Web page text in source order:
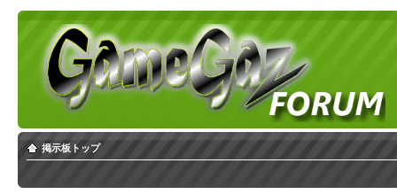
掲示板トップ